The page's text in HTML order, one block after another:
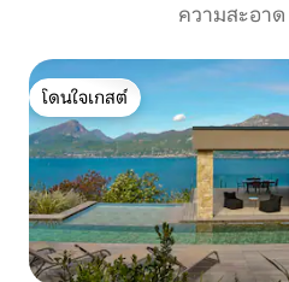
ความสะอา
โดนใจเกสต์
โดนใจเกสต์